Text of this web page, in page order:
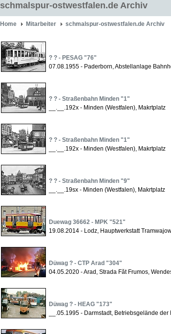
schmalspur-ostwestfalen.de Archiv
Home Mitarbeiter schmalspur-ostwestfalen.de Archiv
? ? - PESAG "76"
07.08.1955 - Paderborn, Abstellanlage
? ? - Straßenbahn Minden "1"
__.__.192x - Minden (Westfalen), Makrtplatz
? ? - Straßenbahn Minden "1"
__.__.192x - Minden (Westfalen), Makrtplatz
? ? - Straßenbahn Minden "9"
__.__.19sx - Minden (Westfalen), Makrtplatz
Duewag 36662 - MPK "521"
19.08.2014 - Lodz, Hauptwerkstatt
Düwag ? - CTP Arad "304"
04.05.2020 - Arad, Strada Făt Frumos,
Düwag ? - HEAG "173"
__.05.1995 - Darmstadt, Betriebsgelände der